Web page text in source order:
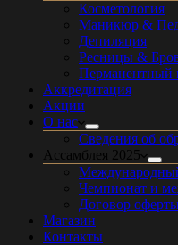
Косметология
Маникюр &
Депиляция
Ресницы &
Перманентный
Аккредитация
Акции
О нас
Сведения об
Ассамблея 2025
Чемпионат и
Договор
Магазин
Контакты